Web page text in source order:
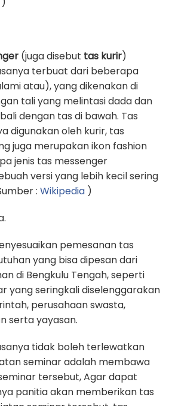
(juga disebut tas kurir)
terbuat dari beberapa
atau), yang dikenakan di
tali yang melintasi dada dan
dengan tas di bawah. Tas
digunakan oleh kurir, tas
juga merupakan ikon fashion
jenis tas messenger
versi yang lebih kecil sering
: Wikipedia )
pemesanan tas
yang bisa dipesan dari
di Bengkulu Tengah, seperti
yang seringkali diselenggarakan
perusahaan swasta,
serta yayasan.
tidak boleh terlewatkan
seminar adalah membawa
tersebut, Agar dapat
panitia akan memberikan tas